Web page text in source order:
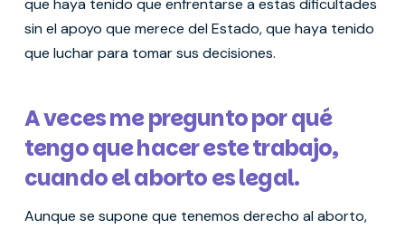
sin el apoyo que merece del Estado, que haya tenido
que luchar para tomar sus decisiones.
A veces me pregunto por qué
tengo que hacer este trabajo,
cuando el aborto es legal.
Aunque se supone que tenemos derecho al aborto,